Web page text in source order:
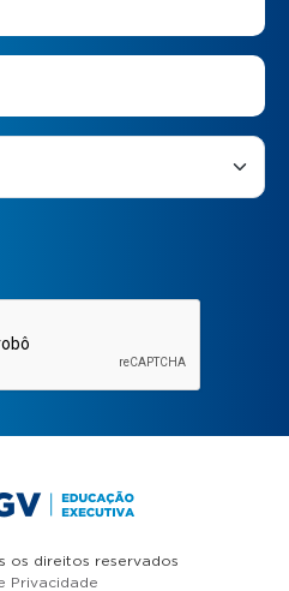
os direitos reservados
Privacidade